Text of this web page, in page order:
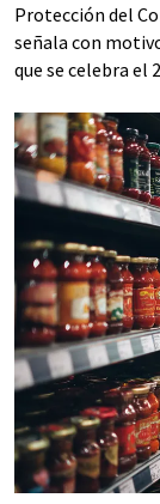
Protección del
señala con
que se celebra el